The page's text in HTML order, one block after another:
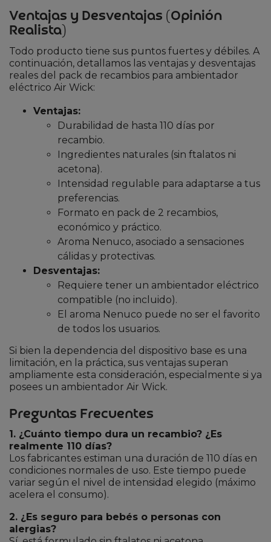
Ventajas y Desventajas (Opinión
Realista)
Todo producto tiene sus puntos fuertes y débiles. A
continuación, detallamos las ventajas y desventajas
reales del pack de recambios para ambientador
eléctrico Air Wick:
Ventajas:
Durabilidad de hasta 110 días por
recambio.
Ingredientes naturales (sin ftalatos ni
acetona).
Intensidad regulable para adaptarse a tus
preferencias.
Formato en pack de 2 recambios,
económico y práctico.
Aroma Nenuco, asociado a sensaciones
cálidas y protectivas.
Desventajas:
Requiere tener un ambientador eléctrico
compatible (no incluido).
El aroma Nenuco puede no ser el favorito
de todos los usuarios.
Si bien la dependencia del dispositivo base es una
limitación, en la práctica, sus ventajas superan
ampliamente esta consideración, especialmente si ya
posees un ambientador Air Wick.
Preguntas Frecuentes
1. ¿Cuánto tiempo dura un recambio? ¿Es
realmente 110 días?
Los fabricantes estiman una duración de 110 días en
condiciones normales de uso. Este tiempo puede
variar según el nivel de intensidad elegido (máximo
acelera el consumo).
2. ¿Es seguro para bebés o personas con
alergias?